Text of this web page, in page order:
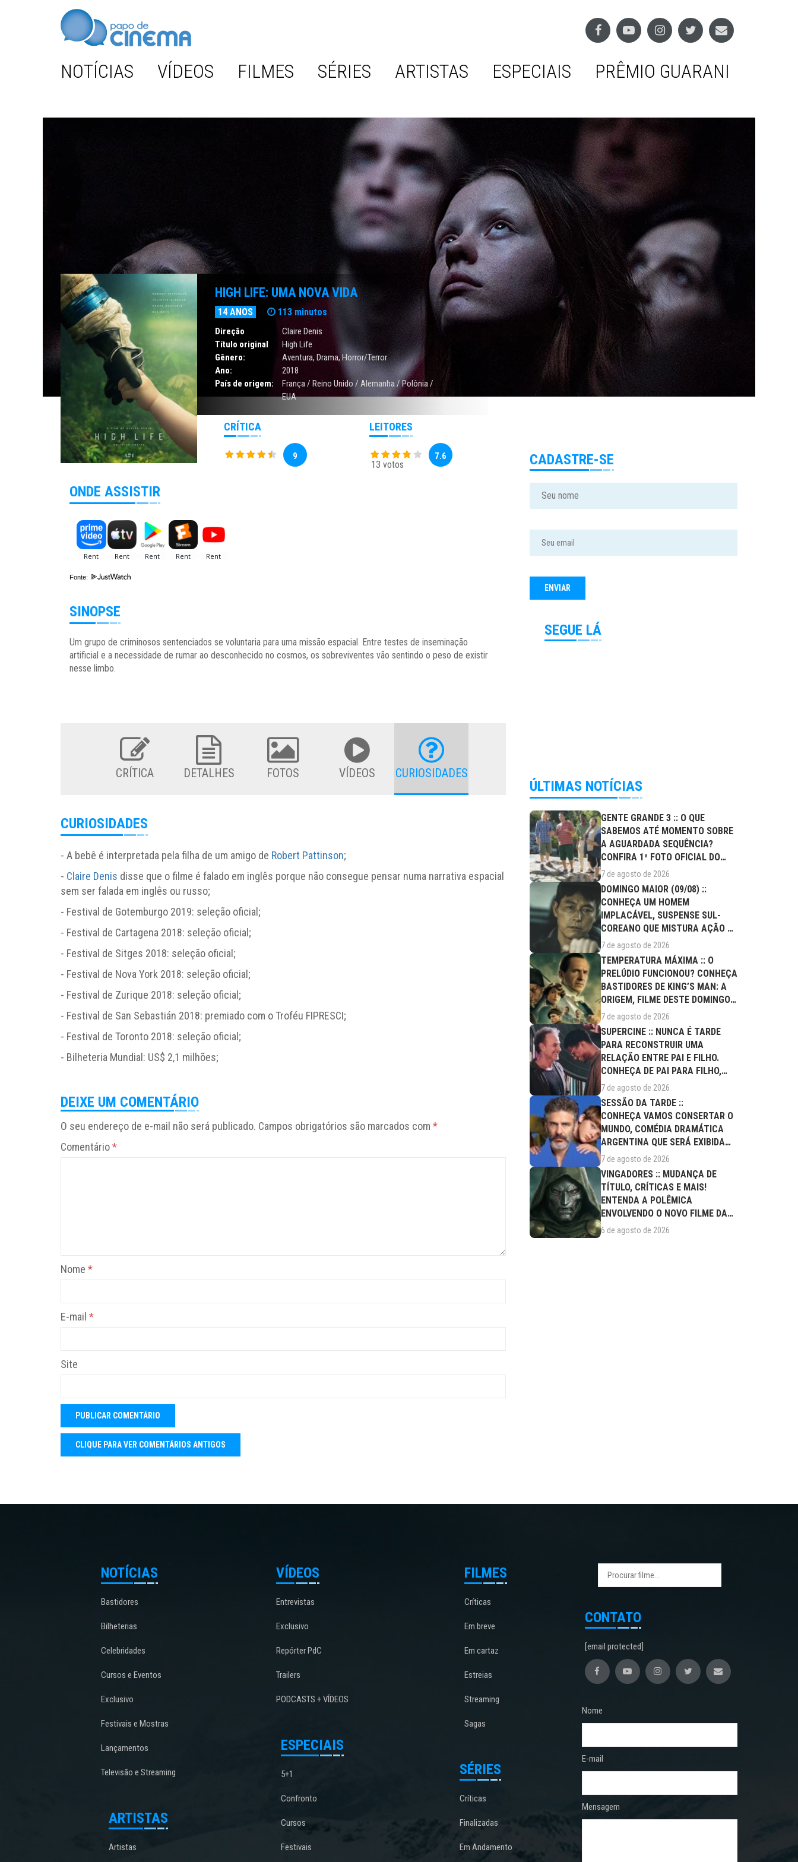
NOTÍCIAS VÍDEOS FILMES SÉRIES ARTISTAS ESPECIAIS PRÊMIO GUARANI
HIGH LIFE: UMA NOVA VIDA
14 ANOS 113 minutos
Direção
Claire Denis
Título original
High Life
Gênero:
Aventura,Drama,Horror/Terror
Ano:
2018
País de origem:
França / Reino Unido / Alemanha / Polônia /
EUA
CRÍTICA
9
LEITORES
13 votos
7.6
ONDE ASSISTIR
Fonte:
SINOPSE
Um grupo de criminosos sentenciados se voluntaria para uma missão espacial. Entre testes de inseminação
artificial e a necessidade de rumar ao desconhecido no cosmos, os sobreviventes vão sentindo o peso de existir
nesse limbo.
CRÍTICA DETALHES FOTOS VÍDEOS CURIOSIDADES
CURIOSIDADES
- A bebê é interpretada pela filha de um amigo de Robert Pattinson;
- Claire Denis disse que o filme é falado em inglês porque não consegue pensar numa narrativa espacial
sem ser falada em inglês ou russo;
- Festival de Gotemburgo 2019: seleção oficial;
- Festival de Cartagena 2018: seleção oficial;
- Festival de Sitges 2018: seleção oficial;
- Festival de Nova York 2018: seleção oficial;
- Festival de Zurique 2018: seleção oficial;
- Festival de San Sebastián 2018: premiado com o Troféu FIPRESCI;
- Festival de Toronto 2018: seleção oficial;
- Bilheteria Mundial: US$ 2,1 milhões;
DEIXE UM COMENTÁRIO
O seu endereço de e-mail não será publicado. Campos obrigatórios são marcados com *
Comentário*
Nome *
E-mail *
Site
CADASTRE-SE
SEGUE LÁ
ÚLTIMAS NOTÍCIAS
GENTE GRANDE 3 :: O QUE
SABEMOS ATÉ MOMENTO SOBRE
A AGUARDADA SEQUÊNCIA?
CONFIRA 1ª FOTO OFICIAL DO
ELENCO!
7 de agosto de 2026
DOMINGO MAIOR (09/08) ::
CONHEÇA UM HOMEM
IMPLACÁVEL, SUSPENSE SUL-
COREANO QUE MISTURA AÇÃO E
DRAMA FAMILIAR
7 de agosto de 2026
TEMPERATURA MÁXIMA :: O
PRELÚDIO FUNCIONOU? CONHEÇA
BASTIDORES DE KING’S MAN: A
ORIGEM, FILME DESTE DOMINGO
(09/08)
7 de agosto de 2026
SUPERCINE :: NUNCA É TARDE
PARA RECONSTRUIR UMA
RELAÇÃO ENTRE PAI E FILHO.
CONHEÇA DE PAI PARA FILHO,
FILME DESTE...
7 de agosto de 2026
SESSÃO DA TARDE ::
CONHEÇA VAMOS CONSERTAR O
MUNDO, COMÉDIA DRAMÁTICA
ARGENTINA QUE SERÁ EXIBIDA
NESTA SEXTA (07/08)
7 de agosto de 2026
VINGADORES :: MUDANÇA DE
TÍTULO, CRÍTICAS E MAIS!
ENTENDA A POLÊMICA
ENVOLVENDO O NOVO FILME DA
MARVEL
6 de agosto de 2026
NOTÍCIAS
Bastidores
Bilheterias
Celebridades
Cursos e Eventos
Exclusivo
Festivais e Mostras
Lançamentos
Televisão e Streaming
ARTISTAS
Artistas
VÍDEOS
Entrevistas
Exclusivo
Repórter PdC
Trailers
PODCASTS + VÍDEOS
ESPECIAIS
5+1
Confronto
Cursos
Festivais
FILMES
Críticas
Em breve
Em cartaz
Estreias
Streaming
Sagas
SÉRIES
Críticas
Finalizadas
Em Andamento
CONTATO
[email protected]
Nome
E-mail
Mensagem